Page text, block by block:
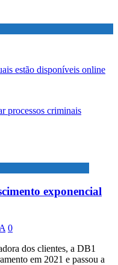
estão disponíveis online
processos criminais
exponencial
0
dos clientes, a DB1
em 2021 e passou a